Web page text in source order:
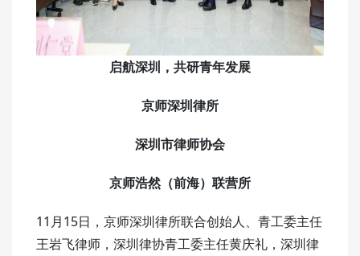
启航深圳，共研青年发展
京师深圳律所
深圳市律师协会
京师浩然（前海）联营所
11月15日，京师深圳律所联合创始人、青工委主任
王岩飞律师，深圳律协青工委主任黄庆礼，深圳律